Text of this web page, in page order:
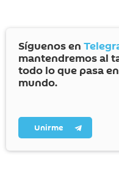
Síguenos en
mantendremos al
todo lo que pasa
mundo.
Unirme